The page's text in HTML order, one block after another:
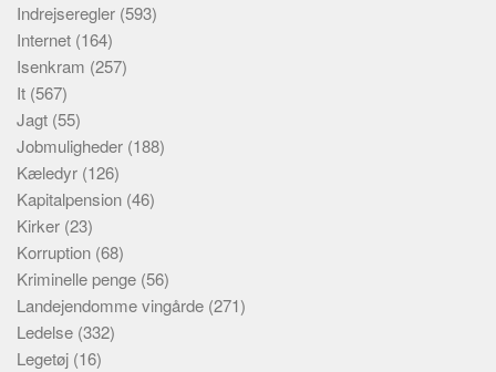
Indrejseregler (593)
Internet (164)
Isenkram (257)
It (567)
Jagt (55)
Jobmuligheder (188)
Kæledyr (126)
Kapitalpension (46)
Kirker (23)
Korruption (68)
Kriminelle penge (56)
Landejendomme vingårde (271)
Ledelse (332)
Legetøj (16)